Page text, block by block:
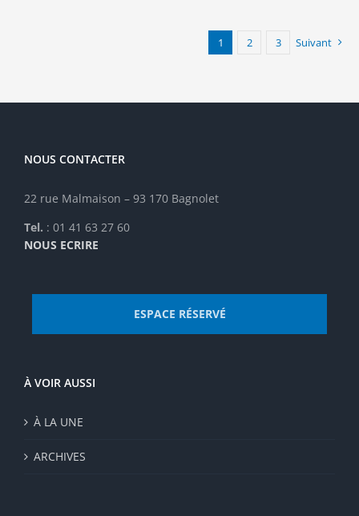
1 2 3 Suivant
NOUS CONTACTER
22 rue Malmaison – 93 170 Bagnolet
Tel. : 01 41 63 27 60
NOUS ECRIRE
ESPACE RÉSERVÉ
À VOIR AUSSI
À LA UNE
ARCHIVES